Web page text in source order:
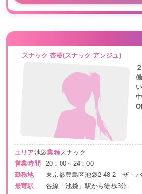
スナック 杏樹(スナック アンジュ)
エリア池袋業種スナック
営業時間
20：00～24：00
勤務地
東京都豊島区池袋2-48-2 ザ・
最寄駅
各線「池袋」駅から徒歩3分